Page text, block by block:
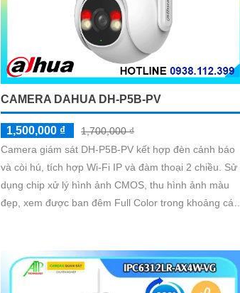
CAMERA DAHUA DH-P5B-PV
1,500,000 ₫
1,700,000 ₫
Camera giám sát DH-P5B-PV kết hợp đèn cảnh báo
và còi hú, tích hợp Wi-Fi IP và đàm thoại 2 chiều. Sử
dụng chip xử lý hình ảnh CMOS, thu hình ảnh màu
đẹp, xem được ban đêm Full Color trong khoảng cách
ảnh đẹp